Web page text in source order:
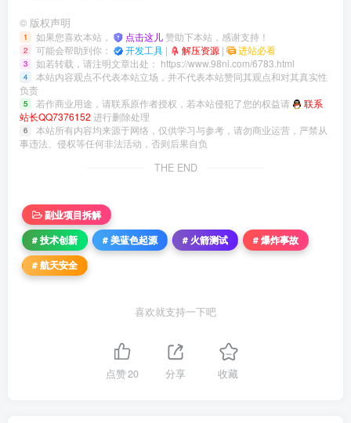
© 版权声明
1 如果您喜欢本站， 点击这儿赞助下本站，感谢支持！
2 可能会帮助到你： 开发工具 | 解压资源 | 进站必看
3 如若转载，请注明文章出处： https://www.98ni.com/6783.html
4
本站内容观点不代表本站立场，并不代表本站赞同其观点和对其真实性
负责
5 若作商业用途，请联系原作者授权，若本站侵犯了您的权益请
联系
站长QQ7376152 进行删除处理
6
本站所有内容均来源于网络，仅供学习与参考，请勿商业运营，严禁从
事违法、侵权等任何非法活动，否则后果自负
THE END
副业项目拆解
# 技术创新
# 美蓝色起源 # 火箭测试
# 爆炸事故
# 航天安全
喜欢就支持一下吧
点赞20 分享 收藏